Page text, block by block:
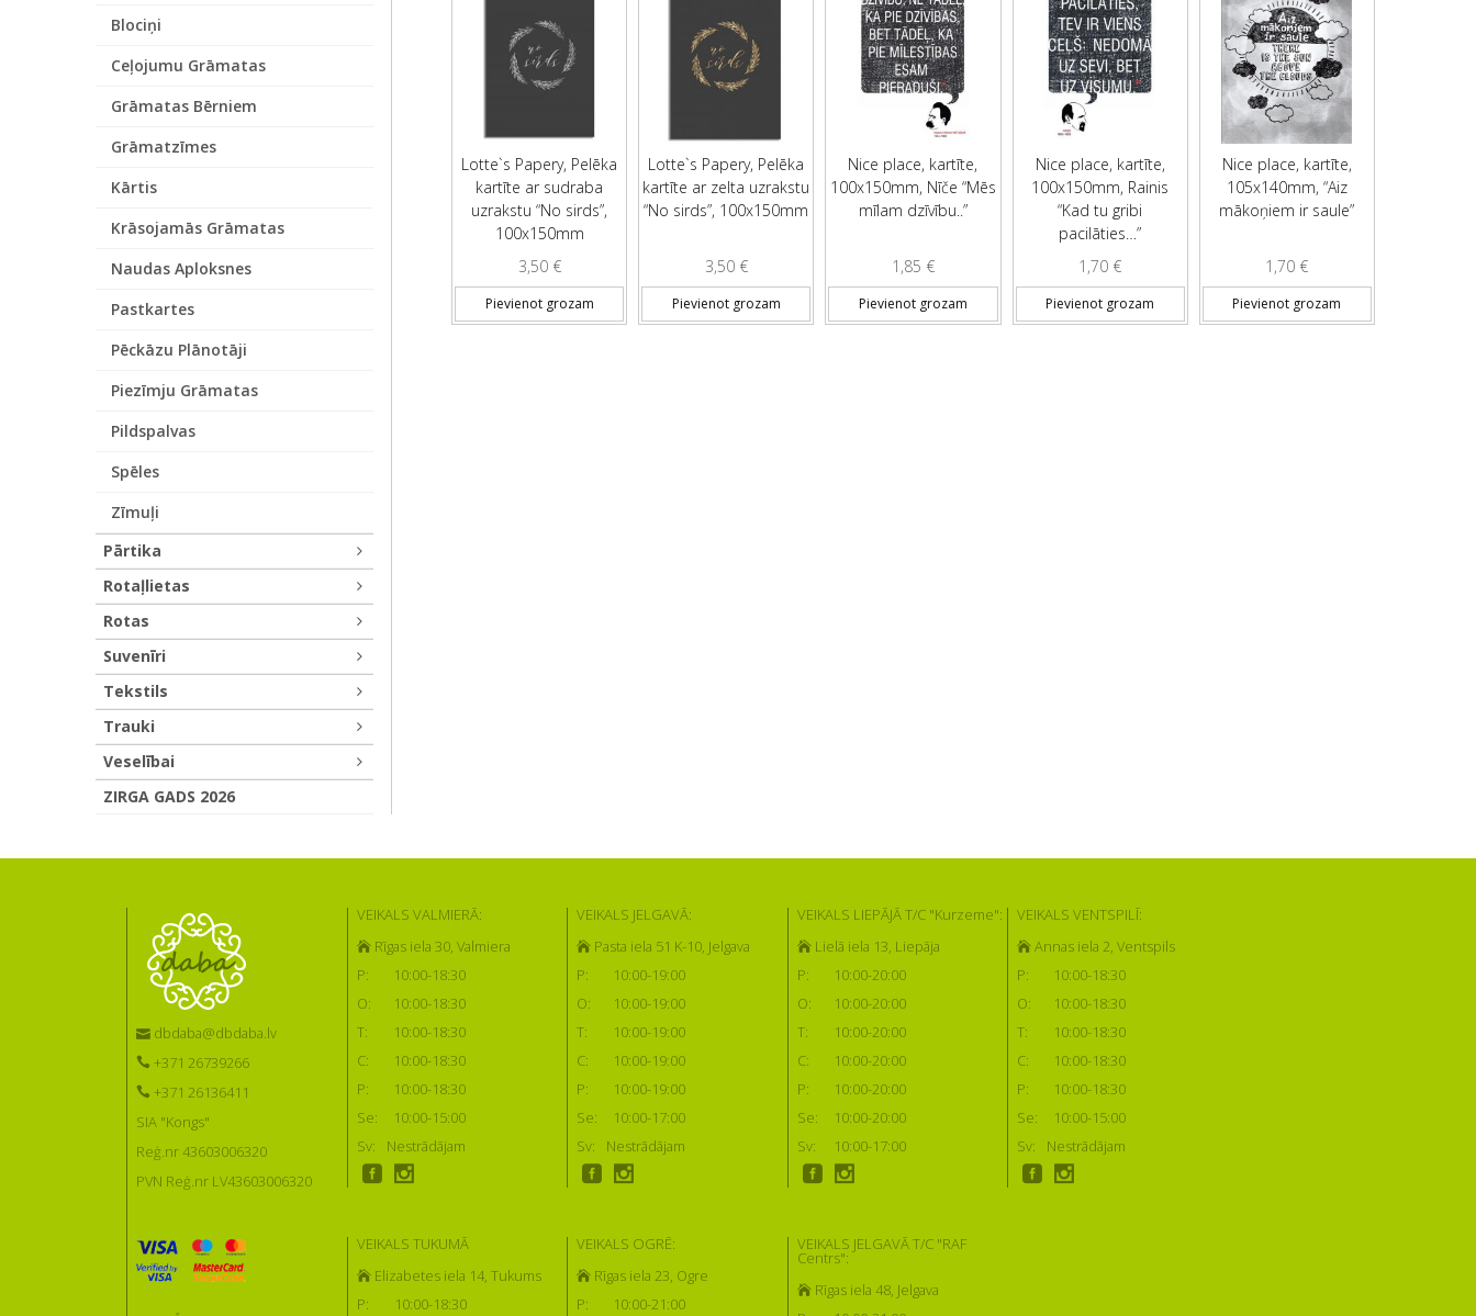
Lotte`s Papery, Pelēka
kartīte ar sudraba
uzrakstu “No sirds”,
100x150mm
3,50 €
Pievienot grozam
Lotte`s Papery, Pelēka
kartīte ar zelta uzrakstu
“No sirds”, 100x150mm
3,50 €
Pievienot grozam
Nice place, kartīte,
100x150mm, Nīče “Mēs
mīlam dzīvību..”
1,85 €
Pievienot grozam
Nice place, kartīte,
100x150mm, Rainis
“Kad tu gribi
pacilāties…”
1,70 €
Pievienot grozam
Nice place, kartīte,
105x140mm, “Aiz
mākoņiem ir saule”
1,70 €
Pievienot grozam
Blociņi
Ceļojumu Grāmatas
Grāmatas Bērniem
Grāmatzīmes
Kārtis
Krāsojamās Grāmatas
Naudas Aploksnes
Pastkartes
Pēckāzu Plānotāji
Piezīmju Grāmatas
Pildspalvas
Spēles
Zīmuļi
Pārtika
Rotaļlietas
Rotas
Suvenīri
Tekstils
Trauki
Veselībai
ZIRGA GADS 2026
dbdaba@dbdaba.lv
+371 26739266
+371 26136411
SIA "Kongs"
Reģ.nr 43603006320
PVN Reģ.nr LV43603006320
VEIKALS VALMIERĀ:
Rīgas iela 30, Valmiera
P:
10:00-18:30
O:
10:00-18:30
T:
10:00-18:30
C:
10:00-18:30
P:
10:00-18:30
Se:
10:00-15:00
Sv:
Nestrādājam
VEIKALS JELGAVĀ:
Pasta iela 51 K-10, Jelgava
P:
10:00-19:00
O:
10:00-19:00
T:
10:00-19:00
C:
10:00-19:00
P:
10:00-19:00
Se:
10:00-17:00
Sv:
Nestrādājam
VEIKALS LIEPĀJĀ T/C "Kurzeme":
Lielā iela 13, Liepāja
P:
10:00-20:00
O:
10:00-20:00
T:
10:00-20:00
C:
10:00-20:00
P:
10:00-20:00
Se:
10:00-20:00
Sv:
10:00-17:00
VEIKALS VENTSPILĪ:
Annas iela 2, Ventspils
P:
10:00-18:30
O:
10:00-18:30
T:
10:00-18:30
C:
10:00-18:30
P:
10:00-18:30
Se:
10:00-15:00
Sv:
Nestrādājam
VEIKALS TUKUMĀ
Elizabetes iela 14, Tukums
P:
10:00-18:30
VEIKALS OGRĒ:
Rīgas iela 23, Ogre
P:
10:00-21:00
VEIKALS JELGAVĀ T/C "RAF
Centrs":
Rīgas iela 48, Jelgava